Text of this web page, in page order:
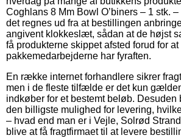
Coghlans 8 Mm Bowl O’biners – 1 stk.
det regnes ud fra at bestillingen
angivent klokkeslæt, sådan at de højst
få produkterne skippet afsted forud for at
pakkemedarbejderne har fyraften.
En række internet forhandlere sikrer
men i de fleste tilfælde er det kun
indkøber for et bestemt beløb. Desuden
den billigste mulighed for levering,
– hvad end man er i Vejle, Solrød
blive at få fragtfirmaet til at levere